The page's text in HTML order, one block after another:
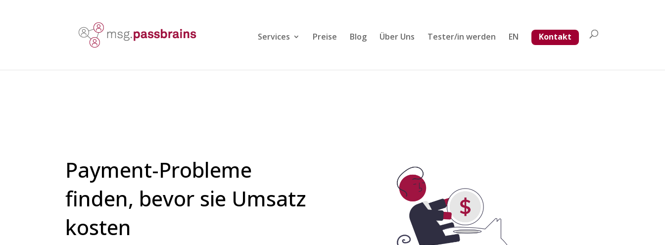
Services Preise Blog Über Uns Tester/in werden EN Kontakt
Payment-Probleme
finden, bevor sie Umsatz
kosten